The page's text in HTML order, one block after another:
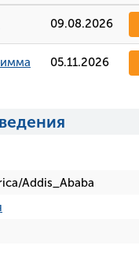
09.08.2026
05.11.2026
Addis_Ababa